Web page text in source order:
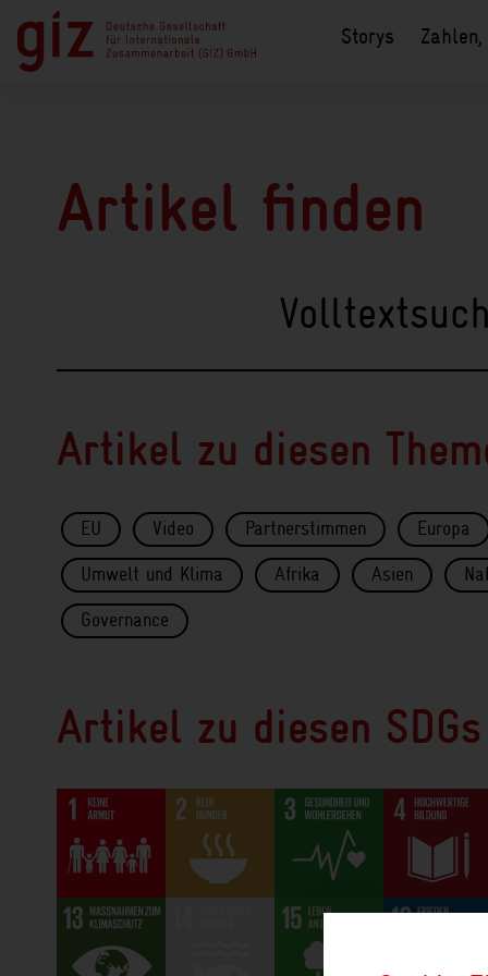
Storys
Artikel finden
Artikel zu diesen
EU Video Partnerstimmen Europa
Umwelt und Klima Afrika Asien
Governance
Artikel zu diesen